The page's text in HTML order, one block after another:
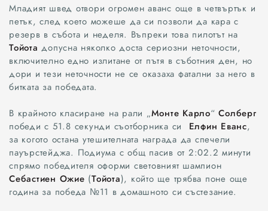
Младият швед отвори огромен аванс още в четвъртък и
петък, след което можеше да си позволи да кара с
резерв в събота и неделя. Въпреки това пилотът на
Тойота допусна няколко доста сериозни неточности,
включително едно излитане от пътя в съботния ден, но
дори и тези неточности не се оказаха фатални за него в
битката за победата.
В крайното класиране на рали „Монте Карло“Солберг
победи с 51.8 секунди съотборника си Елфин Еванс,
за когото остана утешителната награда да спечели
пауърстейджа. Подиума с общ пасив от 2:02.2 минути
спрямо победителя оформи световният шампион
Себастиен Ожие (Тойота), който ще трябва поне още
година за победа №11 в домашното си състезание.